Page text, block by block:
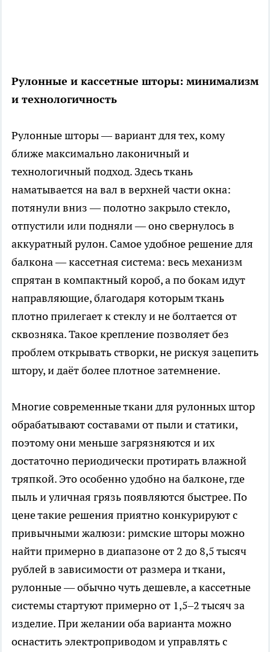
Рулонные и кассетные шторы: минимализм
и технологичность
Рулонные шторы — вариант для тех, кому
ближе максимально лаконичный и
технологичный подход. Здесь ткань
наматывается на вал в верхней части окна:
потянули вниз — полотно закрыло стекло,
отпустили или подняли — оно свернулось в
аккуратный рулон. Самое удобное решение для
балкона — кассетная система: весь механизм
спрятан в компактный короб, а по бокам идут
направляющие, благодаря которым ткань
плотно прилегает к стеклу и не болтается от
сквозняка. Такое крепление позволяет без
проблем открывать створки, не рискуя зацепить
штору, и даёт более плотное затемнение.
Многие современные ткани для рулонных штор
обрабатывают составами от пыли и статики,
поэтому они меньше загрязняются и их
достаточно периодически протирать влажной
тряпкой. Это особенно удобно на балконе, где
пыль и уличная грязь появляются быстрее. По
цене такие решения приятно конкурируют с
привычными жалюзи: римские шторы можно
найти примерно в диапазоне от 2 до 8,5 тысяч
рублей в зависимости от размера и ткани,
рулонные — обычно чуть дешевле, а кассетные
системы стартуют примерно от 1,5–2 тысяч за
изделие. При желании оба варианта можно
оснастить электроприводом и управлять с